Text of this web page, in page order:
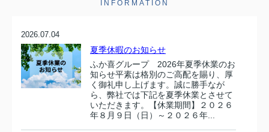
INFORMATION
2026.07.04
夏季休暇のお知らせ
ふか喜グループ 2026年夏季休業のお
知らせ平素は格別のご高配を賜り、厚
く御礼申し上げます。誠に勝手なが
ら、弊社では下記を夏季休業とさせて
いただきます。【休業期間】２０２６
年８月９日（日）～２０２６年...